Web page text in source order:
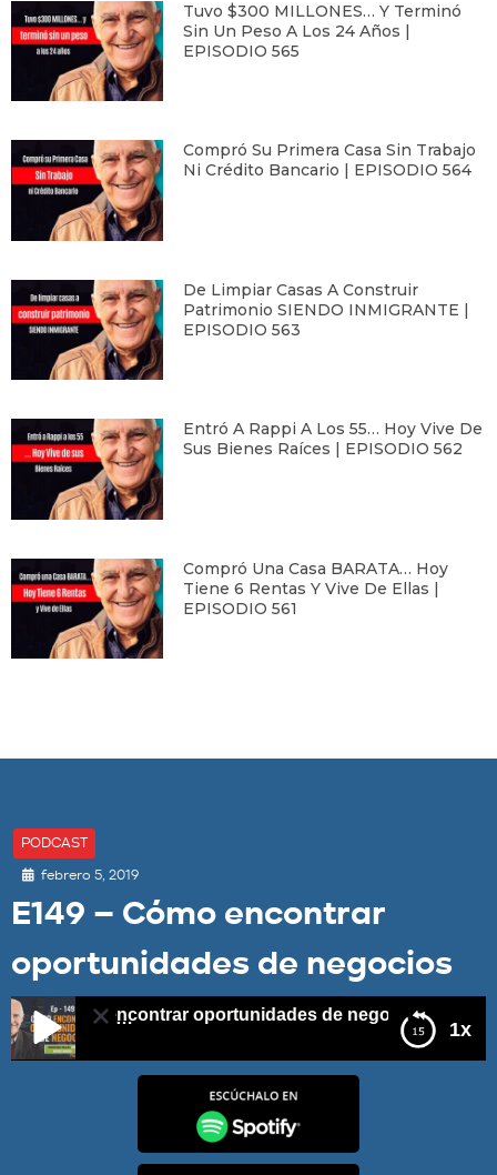
Tuvo $300 MILLONES… Y Terminó
Sin Un Peso A Los 24 Años |
EPISODIO 565
Compró Su Primera Casa Sin Trabajo
Ni Crédito Bancario | EPISODIO 564
De Limpiar Casas A Construir
Patrimonio SIENDO INMIGRANTE |
EPISODIO 563
Entró A Rappi A Los 55… Hoy Vive De
Sus Bienes Raíces | EPISODIO 562
Compró Una Casa BARATA… Hoy
Tiene 6 Rentas Y Vive De Ellas |
EPISODIO 561
PODCAST
febrero 5, 2019
E149 – Cómo encontrar
oportunidades de negocios
1x
– Cómo encontrar oportunidades de negocios
E149 – Cómo encontrar oportunidades de negocios